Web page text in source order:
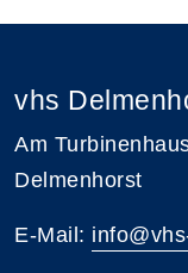
vhs
Am
Delmenhorst
E-Mail: